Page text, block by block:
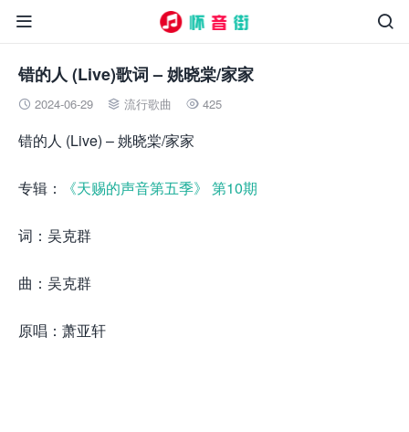


错的人 (Live)歌词 – 姚晓棠/家家
 2024-06-29  流行歌曲  425
错的人 (Live) – 姚晓棠/家家
专辑： 《天赐的声音第五季》 第10期
词：吴克群
曲：吴克群
原唱：萧亚轩